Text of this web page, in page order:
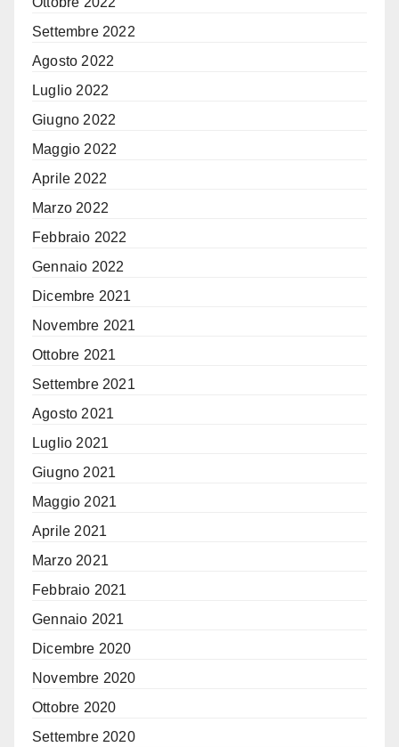
Settembre 2022
Agosto 2022
Luglio 2022
Giugno 2022
Maggio 2022
Aprile 2022
Marzo 2022
Febbraio 2022
Gennaio 2022
Dicembre 2021
Novembre 2021
Ottobre 2021
Settembre 2021
Agosto 2021
Luglio 2021
Giugno 2021
Maggio 2021
Aprile 2021
Marzo 2021
Febbraio 2021
Gennaio 2021
Dicembre 2020
Novembre 2020
Ottobre 2020
Settembre 2020